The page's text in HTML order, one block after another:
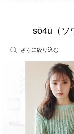
sō4ū（ソ
さらに絞り込む